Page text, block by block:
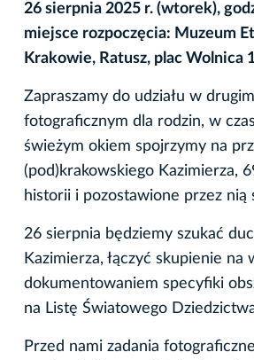
26 sierpnia 2025 r. (wtorek),
miejsce rozpoczęcia: Muzeum
Krakowie, Ratusz, plac Wolnica
Zapraszamy do udziału w
fotograficznym dla rodzin, w
świeżym okiem spojrzymy na
(pod)krakowskiego Kazimierza,
historii i pozostawione przez nią
26 sierpnia będziemy szukać
Kazimierza, łączyć skupienie na
dokumentowaniem specyfiki
na Listę Światowego
Przed nami zadania